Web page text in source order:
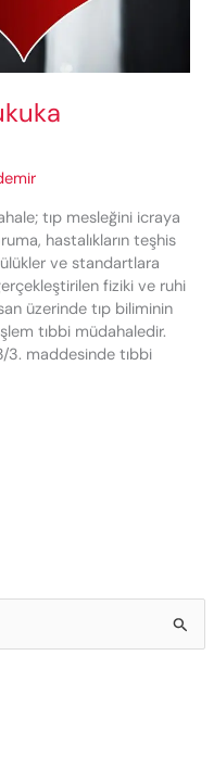
tıp mesleğini icraya
hastalıkların teşhis
ve standartlara
fiziki ve ruhi
üzerinde tıp biliminin
tıbbi müdahaledir.
3. maddesinde tıbbi